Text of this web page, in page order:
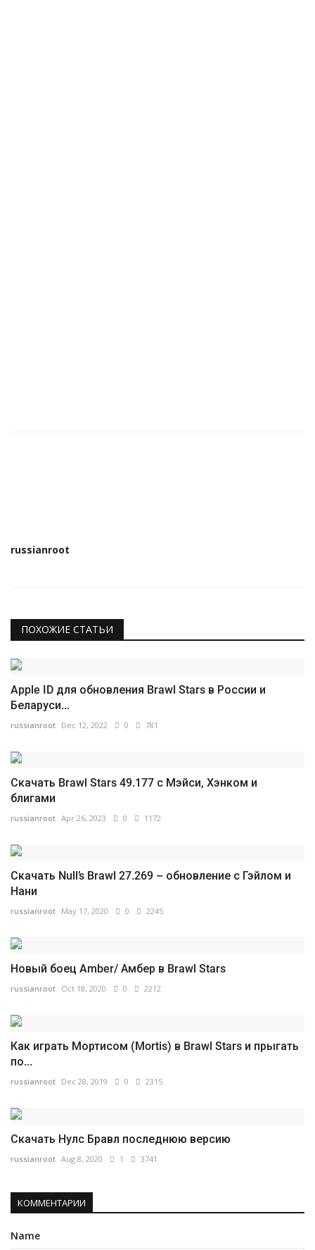
russianroot
ПОХОЖИЕ СТАТЬИ
Apple ID для обновления Brawl Stars в России и
Беларуси...
russianroot Dec 12, 2022 0 781
Скачать Brawl Stars 49.177 с Мэйси, Хэнком и
блигами
russianroot Apr 26, 2023 0 1172
Скачать Null’s Brawl 27.269 – обновление с Гэйлом и
Нани
russianroot May 17, 2020 0 2245
Новый боец Amber/ Амбер в Brawl Stars
russianroot Oct 18, 2020 0 2212
Как играть Мортисом (Mortis) в Brawl Stars и прыгать
по...
russianroot Dec 28, 2019 0 2315
Скачать Нулс Бравл последнюю версию
russianroot Aug 8, 2020 1 3741
КОММЕНТАРИИ
Name